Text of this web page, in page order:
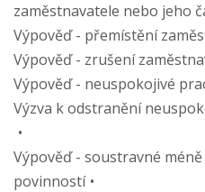
zaměstnavatele nebo jeho
Výpověď - přemístění
Výpověď - zrušení
Výpověď - neuspokojivé
Výzva k odstranění
Výpověď - soustravné
povinností